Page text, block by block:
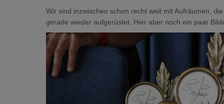
Wir sind inzwischen schon recht weit mit Aufräumen,
gerade wieder aufgerüstet. Hier aber noch ein paar